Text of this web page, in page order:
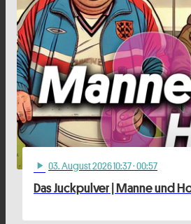
play_arrow 03. August 2026 10:37· 00:57
Das Juckpulver | Manne und